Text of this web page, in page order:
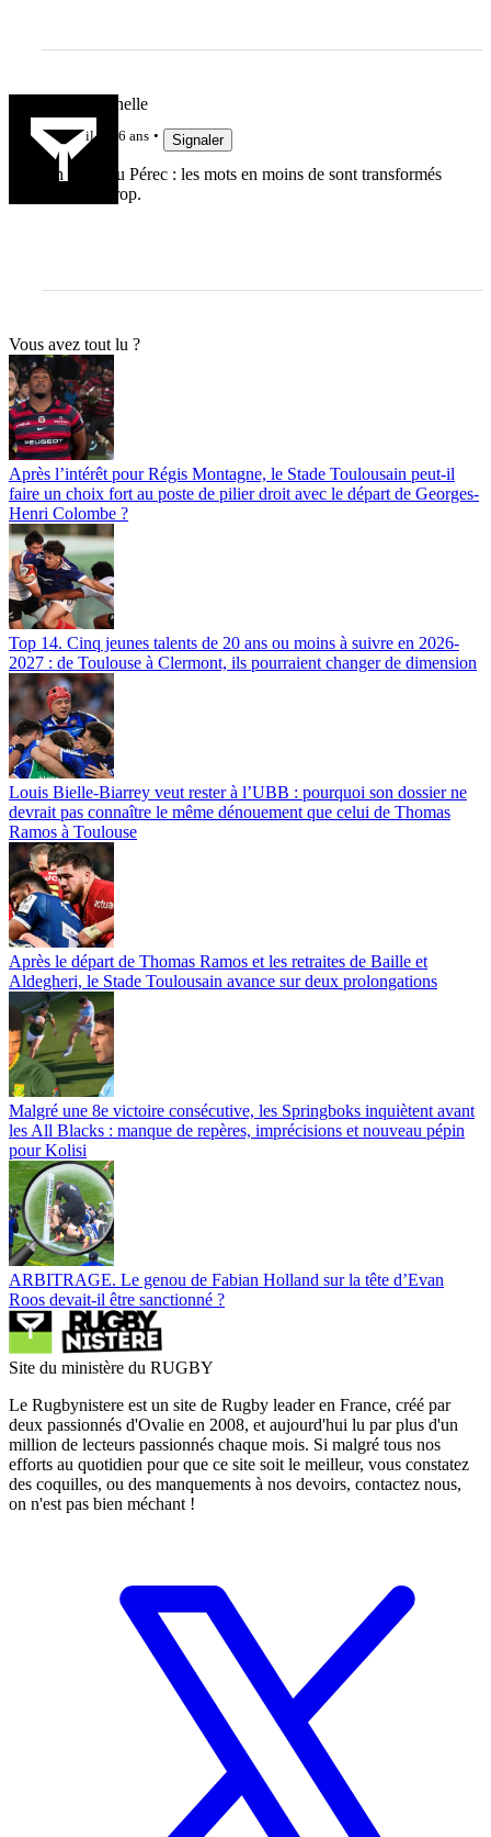
Paulo Quenelle
il y a 6 ans Signaler
On dirait du Pérec : les mots en moins de sont transformés
en "s" en trop.
Vous avez tout lu ?
Après l’intérêt pour Régis Montagne, le Stade Toulousain peut-il
faire un choix fort au poste de pilier droit avec le départ de Georges-
Henri Colombe ?
Top 14. Cinq jeunes talents de 20 ans ou moins à suivre en 2026-
2027 : de Toulouse à Clermont, ils pourraient changer de dimension
Louis Bielle-Biarrey veut rester à l’UBB : pourquoi son dossier ne
devrait pas connaître le même dénouement que celui de Thomas
Ramos à Toulouse
Après le départ de Thomas Ramos et les retraites de Baille et
Aldegheri, le Stade Toulousain avance sur deux prolongations
Malgré une 8e victoire consécutive, les Springboks inquiètent avant
les All Blacks : manque de repères, imprécisions et nouveau pépin
pour Kolisi
ARBITRAGE. Le genou de Fabian Holland sur la tête d’Evan
Roos devait-il être sanctionné ?
Site du ministère du RUGBY
Le Rugbynistere est un site de Rugby leader en France, créé par
deux passionnés d'Ovalie en 2008, et aujourd'hui lu par plus d'un
million de lecteurs passionnés chaque mois. Si malgré tous nos
efforts au quotidien pour que ce site soit le meilleur, vous constatez
des coquilles, ou des manquements à nos devoirs, contactez nous,
on n'est pas bien méchant !